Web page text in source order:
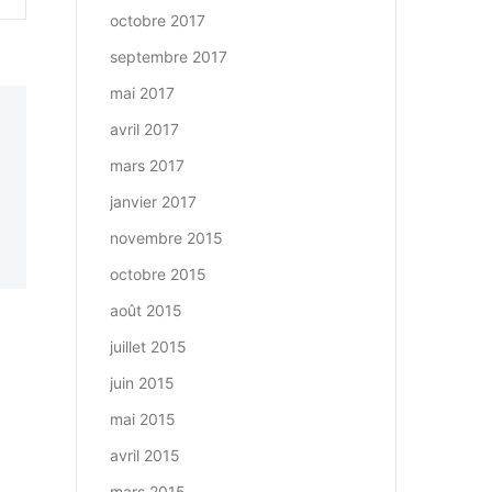
octobre 2017
septembre 2017
mai 2017
avril 2017
mars 2017
janvier 2017
novembre 2015
octobre 2015
août 2015
juillet 2015
juin 2015
mai 2015
avril 2015